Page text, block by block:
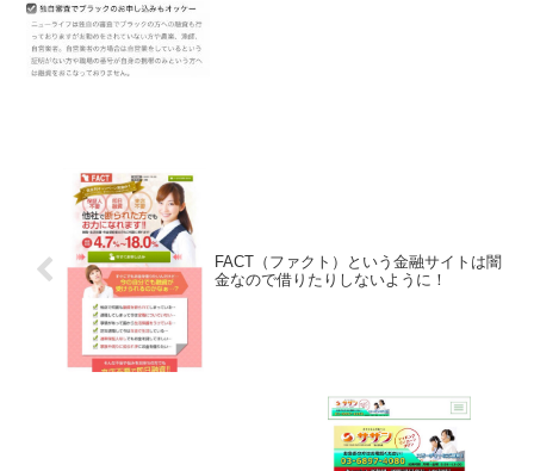
FACT（ファクト）という金融サイトは闇
金なので借りたりしないように！